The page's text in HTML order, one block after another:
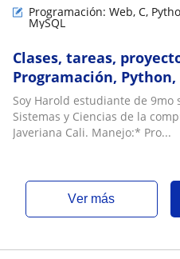
Programación: Web, C,
MySQL
Clases, tareas,
Programación, Python,
Soy Harold estudiante de
Sistemas y Ciencias de la
Javeriana Cali. Manejo:* Pro...
ver más